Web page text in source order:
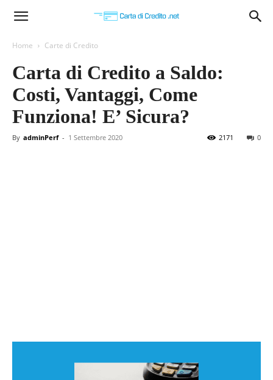
Carta
Credito
Home Carte di Credito
Carta di Credito a Saldo:
Costi, Vantaggi, Come
Funziona! E’ Sicura?
By adminPerf - 1 Settembre 2020 0
2171